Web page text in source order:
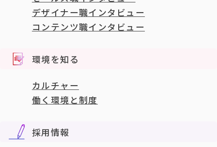
デザイナー職インタビュー
コンテンツ職インタビュー
環境を知る
カルチャー
働く環境と制度
採用情報